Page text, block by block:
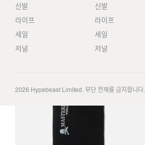
신발
라이프
세일
저널
신발
라이프
세일
저널
2026 Hypebeast Limited. 무단 전재를 금지합니다.